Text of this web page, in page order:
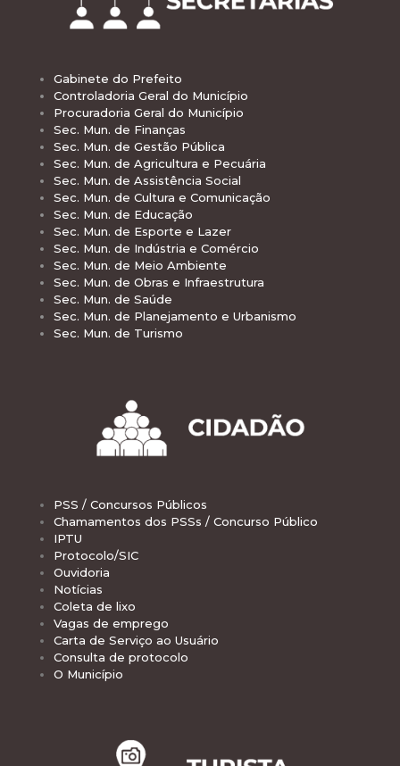
Gabinete do Prefeito
Controladoria Geral do Município
Procuradoria Geral do Município
Sec. Mun. de Finanças
Sec. Mun. de Gestão Pública
Sec. Mun. de Agricultura e Pecuária
Sec. Mun. de Assistência Social
Sec. Mun. de Cultura e Comunicação
Sec. Mun. de Educação
Sec. Mun. de Esporte e Lazer
Sec. Mun. de Indústria e Comércio
Sec. Mun. de Meio Ambiente
Sec. Mun. de Obras e Infraestrutura
Sec. Mun. de Saúde
Sec. Mun. de Planejamento e Urbanismo
Sec. Mun. de Turismo
PSS / Concursos Públicos
Chamamentos dos PSSs / Concurso Público
IPTU
Protocolo/SIC
Ouvidoria
Notícias
Coleta de lixo
Vagas de emprego
Carta de Serviço ao Usuário
Consulta de protocolo
O Município